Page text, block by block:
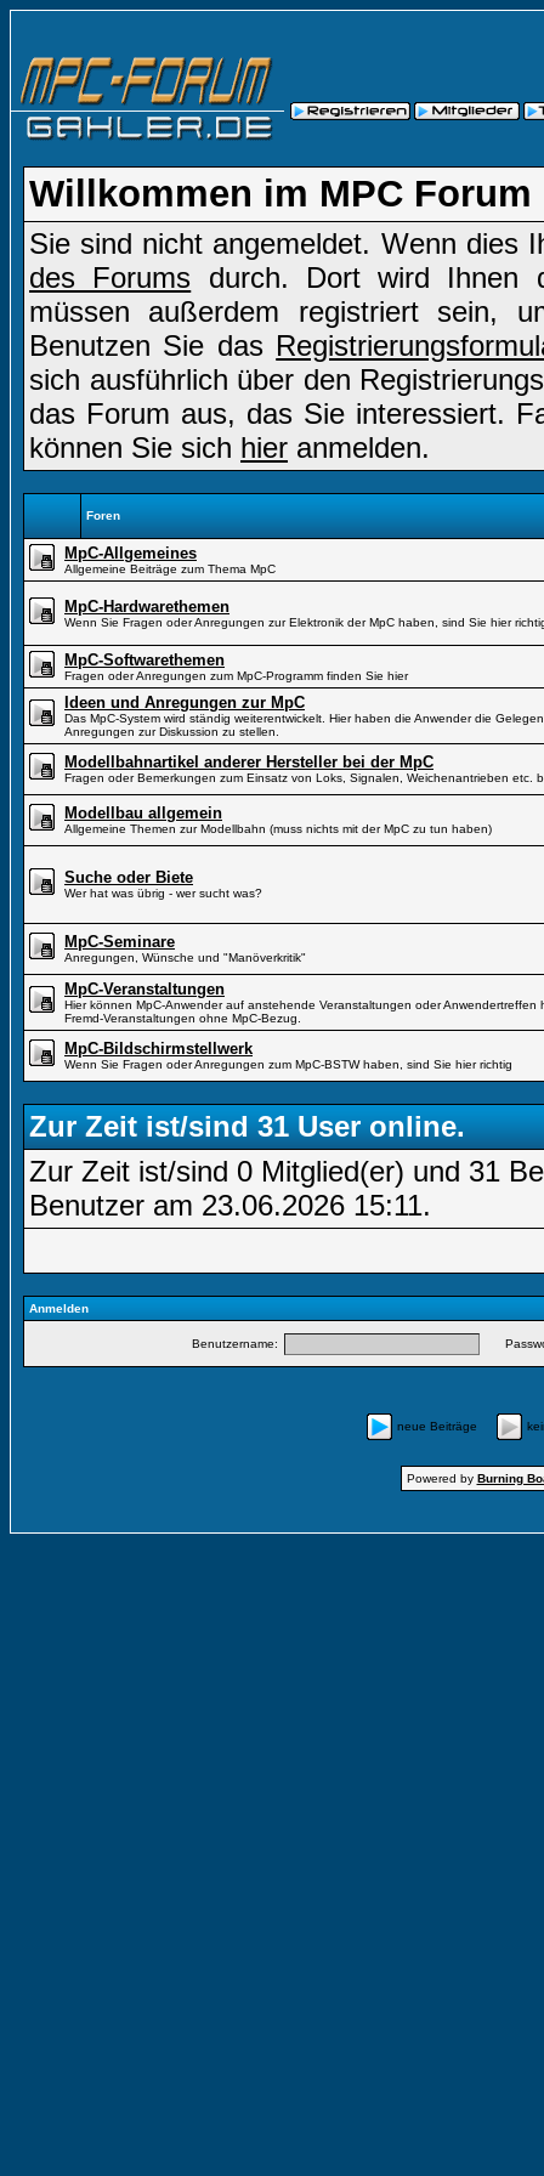
Willkommen im MPC Forum
Sie sind nicht angemeldet. Wenn
des Forums durch. Dort wird Ihnen
müssen außerdem registriert sein,
Benutzen Sie das
sich ausführlich über den
das Forum aus, das Sie interessiert.
können Sie sich hier anmelden.
Foren
MpC-Allgemeines
Allgemeine Beiträge zum Thema MpC
MpC-Hardwarethemen
Wenn Sie Fragen oder Anregungen zur Elektronik der MpC haben, sind Sie hier
MpC-Softwarethemen
Fragen oder Anregungen zum MpC-Programm finden Sie hier
Ideen und Anregungen zur MpC
Das MpC-System wird ständig weiterentwickelt. Hier haben die Anwender die
Anregungen zur Diskussion zu stellen.
Modellbahnartikel anderer Hersteller bei der MpC
Fragen oder Bemerkungen zum Einsatz von Loks, Signalen, Weichenantrieben etc.
Modellbau allgemein
Allgemeine Themen zur Modellbahn (muss nichts mit der MpC zu tun haben)
Suche oder Biete
Wer hat was übrig - wer sucht was?
MpC-Seminare
Anregungen, Wünsche und "Manöverkritik"
MpC-Veranstaltungen
Hier können MpC-Anwender auf anstehende Veranstaltungen oder Anwendertreffen
Fremd-Veranstaltungen ohne MpC-Bezug.
MpC-Bildschirmstellwerk
Wenn Sie Fragen oder Anregungen zum MpC-BSTW haben, sind Sie hier richtig
Zur Zeit ist/sind 31 User online.
Zur Zeit ist/sind 0 Mitglied(er) und 31
Benutzer am 23.06.2026 15:11.
Anmelden
Benutzername:
neue Beiträge
Powered by Burning